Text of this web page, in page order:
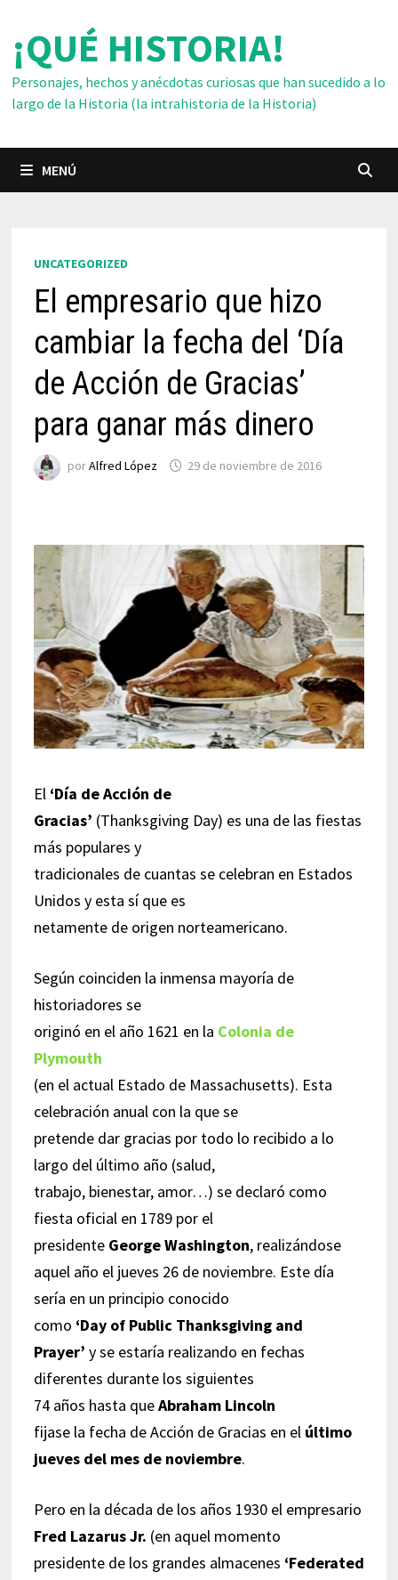
contenido
¡QUÉ HISTORIA!
Personajes, hechos y anécdotas curiosas que han sucedido a lo
largo de la Historia (la intrahistoria de la Historia)
MENÚ
UNCATEGORIZED
El empresario que hizo
cambiar la fecha del ‘Día
de Acción de Gracias’
para ganar más dinero
porAlfred López 29 de noviembre de 2016
El ‘Día de Acción de
Gracias’ (Thanksgiving Day) es una de las fiestas
más populares y
tradicionales de cuantas se celebran en Estados
Unidos y esta sí que es
netamente de origen norteamericano.
Según coinciden la inmensa mayoría de
historiadores se
originó en el año 1621 en la Colonia de
Plymouth
(en el actual Estado de Massachusetts). Esta
celebración anual con la que se
pretende dar gracias por todo lo recibido a lo
largo del último año (salud,
trabajo, bienestar, amor…) se declaró como
fiesta oficial en 1789 por el
presidente George Washington, realizándose
aquel año el jueves 26 de noviembre. Este día
sería en un principio conocido
como ‘Day of Public Thanksgiving and
Prayer’ y se estaría realizando en fechas
diferentes durante los siguientes
74 años hasta queAbraham Lincoln
fijase la fecha de Acción de Gracias en el último
jueves del mes de noviembre.
Pero en la década de los años 1930 el empresario
Fred Lazarus Jr. (en aquel momento
presidente de los grandes almacenes ‘Federated